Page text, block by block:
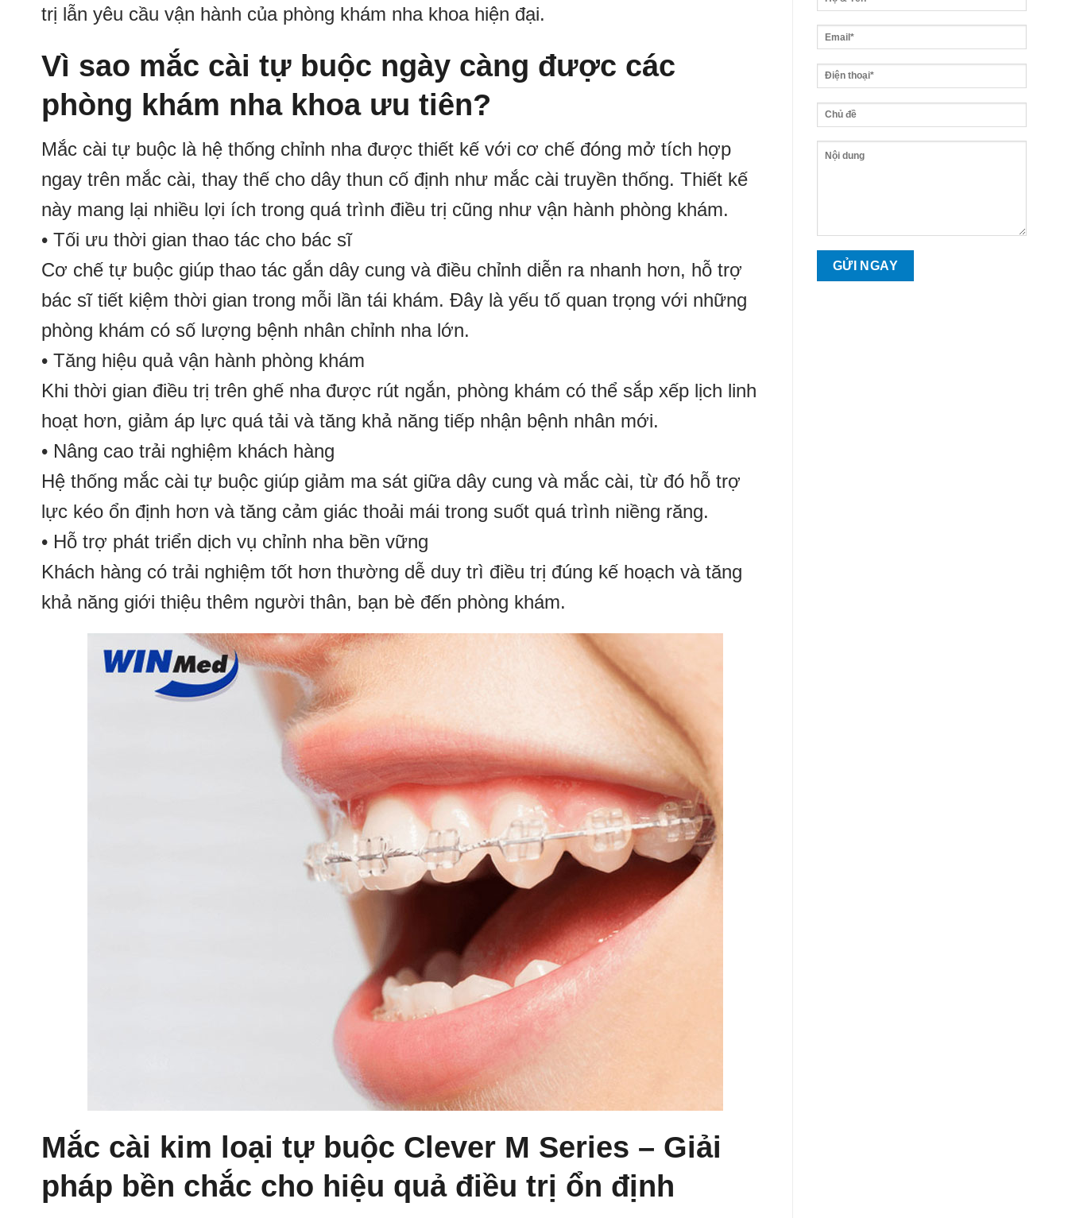
trị lẫn yêu cầu vận hành của phòng khám nha khoa hiện đại.
Vì sao mắc cài tự buộc ngày càng được các
phòng khám nha khoa ưu tiên?
Mắc cài tự buộc là hệ thống chỉnh nha được thiết kế với cơ chế đóng mở tích hợp
ngay trên mắc cài, thay thế cho dây thun cố định như mắc cài truyền thống. Thiết kế
này mang lại nhiều lợi ích trong quá trình điều trị cũng như vận hành phòng khám.
• Tối ưu thời gian thao tác cho bác sĩ
Cơ chế tự buộc giúp thao tác gắn dây cung và điều chỉnh diễn ra nhanh hơn, hỗ trợ
bác sĩ tiết kiệm thời gian trong mỗi lần tái khám. Đây là yếu tố quan trọng với những
phòng khám có số lượng bệnh nhân chỉnh nha lớn.
• Tăng hiệu quả vận hành phòng khám
Khi thời gian điều trị trên ghế nha được rút ngắn, phòng khám có thể sắp xếp lịch linh
hoạt hơn, giảm áp lực quá tải và tăng khả năng tiếp nhận bệnh nhân mới.
• Nâng cao trải nghiệm khách hàng
Hệ thống mắc cài tự buộc giúp giảm ma sát giữa dây cung và mắc cài, từ đó hỗ trợ
lực kéo ổn định hơn và tăng cảm giác thoải mái trong suốt quá trình niềng răng.
• Hỗ trợ phát triển dịch vụ chỉnh nha bền vững
Khách hàng có trải nghiệm tốt hơn thường dễ duy trì điều trị đúng kế hoạch và tăng
khả năng giới thiệu thêm người thân, bạn bè đến phòng khám.
Mắc cài kim loại tự buộc Clever M Series – Giải
pháp bền chắc cho hiệu quả điều trị ổn định